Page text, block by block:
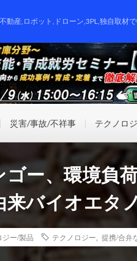
動産,ロボット,ドローン,3PL,独自取材
災害/事故/不祥事 テクノロ
ー、環境負
来バイオエタ
ジー/製品 テクノロジー 提携/合弁